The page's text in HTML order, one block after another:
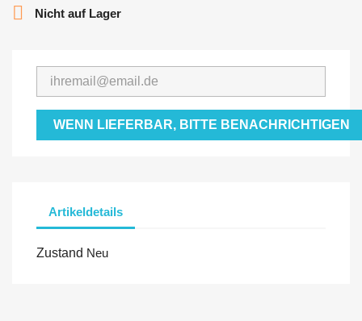
 Nicht auf Lager
WENN LIEFERBAR, BITTE BENACHRICHTIGEN
Artikeldetails
Zustand Neu